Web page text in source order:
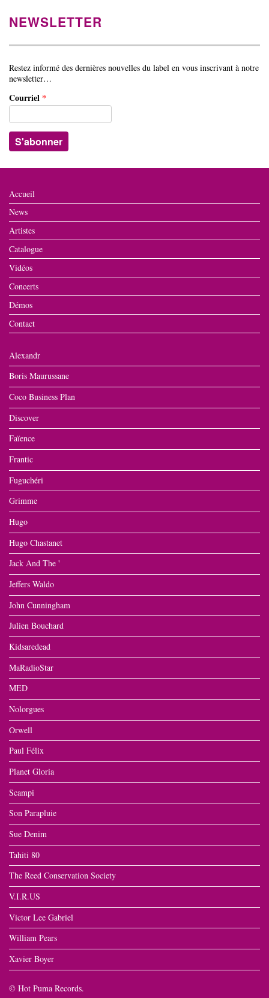
NEWSLETTER
Restez informé des dernières nouvelles du label en vous inscrivant à notre
newsletter…
Courriel *
Accueil
News
Artistes
Catalogue
Vidéos
Concerts
Démos
Contact
Alexandr
Boris Maurussane
Coco Business Plan
Discover
Faïence
Frantic
Fuguchéri
Grimme
Hugo
Hugo Chastanet
Jack And The '
Jeffers Waldo
John Cunningham
Julien Bouchard
Kidsaredead
MaRadioStar
MED
Nolorgues
Orwell
Paul Félix
Planet Gloria
Scampi
Son Parapluie
Sue Denim
Tahiti 80
The Reed Conservation Society
V.I.R.US
Victor Lee Gabriel
William Pears
Xavier Boyer
© Hot Puma Records.